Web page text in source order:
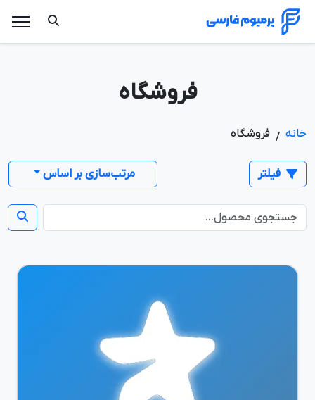
فروشگاه
خانه / فروشگاه
فیلتر مرتب‌سازی بر اساس